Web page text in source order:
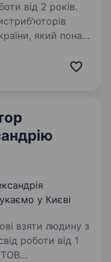
від 2 років.
який понад
у Києві
взяти людину з
роботи від 1